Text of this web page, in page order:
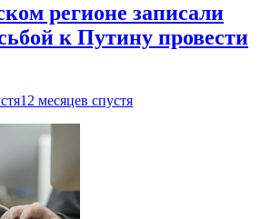
регионе записали
к Путину провести
12 месяцев спустя